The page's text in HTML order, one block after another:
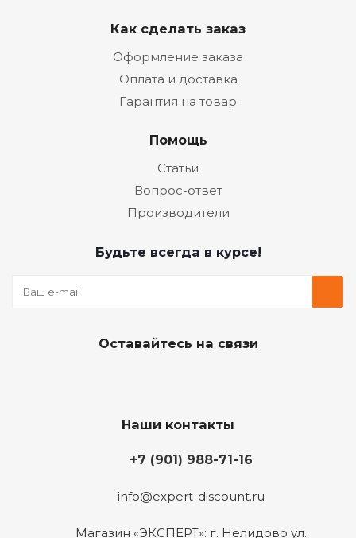
Как сделать заказ
Оформление заказа
Оплата и доставка
Гарантия на товар
Помощь
Статьи
Вопрос-ответ
Производители
Будьте всегда в курсе!
Оставайтесь на связи
Наши контакты
+7 (901) 988-71-16
info@expert-discount.ru
Магазин «ЭКСПЕРТ»: г. Нелидово ул.